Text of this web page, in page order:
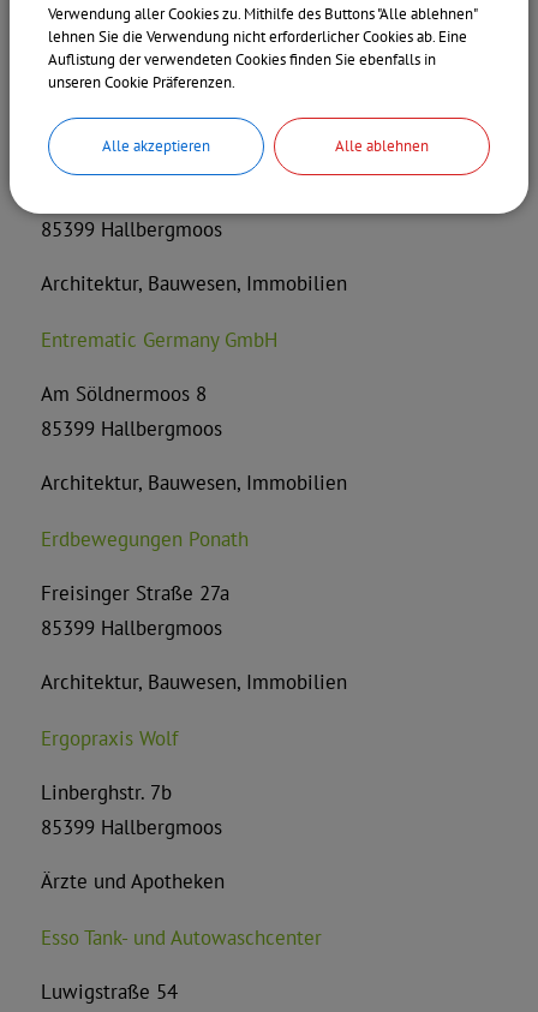
85399 Hallbergmoos
Erneuerbare Energien
Engelsen Immobilienmanagement
85399 Hallbergmoos
Architektur, Bauwesen, Immobilien
Entrematic Germany GmbH
Am Söldnermoos 8
85399 Hallbergmoos
Architektur, Bauwesen, Immobilien
Erdbewegungen Ponath
Freisinger Straße 27a
85399 Hallbergmoos
Architektur, Bauwesen, Immobilien
Ergopraxis Wolf
Linberghstr. 7b
85399 Hallbergmoos
Ärzte und Apotheken
Esso Tank- und Autowaschcenter
Luwigstraße 54
Verwendung aller Cookies zu. Mithilfe des Buttons "Alle ablehnen"
lehnen Sie die Verwendung nicht erforderlicher Cookies ab. Eine
Auflistung der verwendeten Cookies finden Sie ebenfalls in
unseren Cookie Präferenzen.
Alle akzeptieren Alle ablehnen